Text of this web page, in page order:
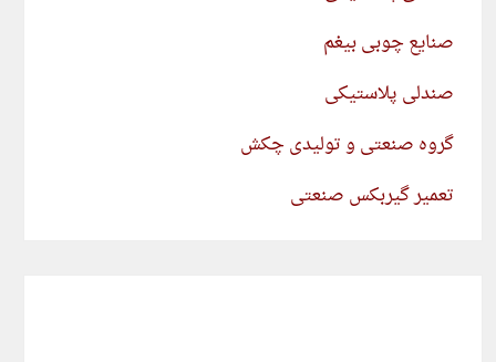
صنایع چوبی بیغم
صندلی پلاستیکی
گروه صنعتی و تولیدی چکش
تعمیر گیربکس صنعتی